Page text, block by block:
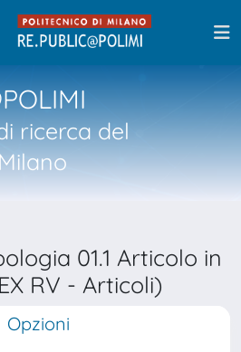
ricerca del
01.1 Articolo in
RV - Articoli)
Opzioni